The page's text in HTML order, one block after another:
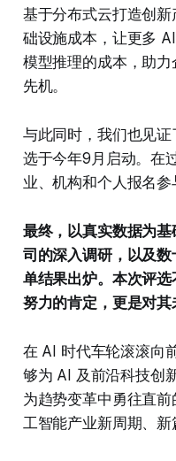
基于分布式云打造创
础设施成本，让更多
模型推理的成本，助
先机。
与此同时，我们也见
选于今年9月启动。在
业、机构和个人报名参
最终，以真实数据为
司的深入调研，以及
单结果出炉。本次评
努力的肯定，更是对其
在 AI 时代车轮滚滚向
够为 AI 及前沿科技创
为趋势变革中勇往直
工智能产业新周期、新